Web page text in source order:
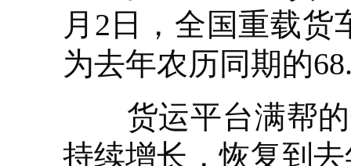
月2日，全国重载货
为去年农历同期的
货运平台满帮的
持续增长，恢复到